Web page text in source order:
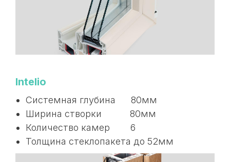
Intelio
Системная глубина 80мм
Ширина створки 80мм
Количество камер 6
Толщина стеклопакета до 52мм